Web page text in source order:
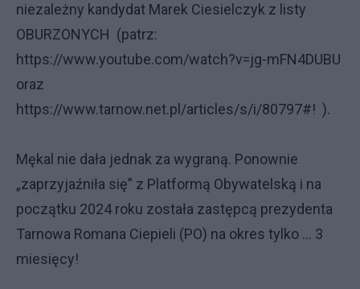
niezależny kandydat Marek Ciesielczyk z listy
OBURZONYCH (patrz:
https://www.youtube.com/watch?v=jg-mFN4DUBU
oraz
https://www.tarnow.net.pl/articles/s/i/80797#! ).
Mękal nie dała jednak za wygraną. Ponownie
„zaprzyjaźniła się” z Platformą Obywatelską i na
początku 2024 roku została zastępcą prezydenta
Tarnowa Romana Ciepieli (PO) na okres tylko … 3
miesięcy!